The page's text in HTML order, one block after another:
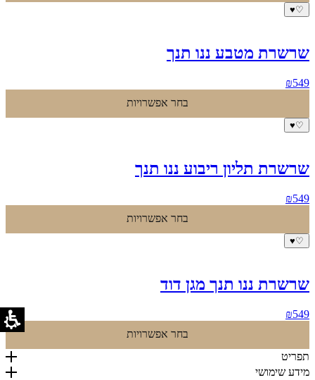
♡
♥
שרשרת מטבע ננו תנך
₪549
בחר אפשרויות
♡
♥
שרשרת תליון ריבוע ננו תנך
₪549
בחר אפשרויות
♡
♥
שרשרת ננו תנך מגן דוד
₪549
בחר אפשרויות
תפריט
מידע שימושי